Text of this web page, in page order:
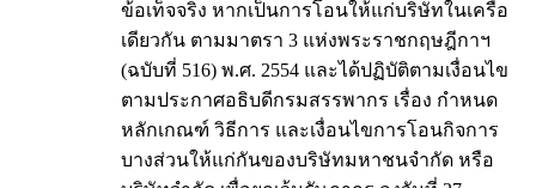
ข้อเท็จจริง หากเป็นการโอนให้แก่บริษัทในเครือ
เดียวกัน ตามมาตรา 3 แห่งพระราชกฤษฎีกาฯ
(ฉบับที่ 516) พ.ศ. 2554 และได้ปฏิบัติตามเงื่อนไข
ตามประกาศอธิบดีกรมสรรพากร เรื่อง กำหนด
หลักเกณฑ์ วิธีการ และเงื่อนไขการโอนกิจการ
บางส่วนให้แก่กันของบริษัทมหาชนจำกัด หรือ